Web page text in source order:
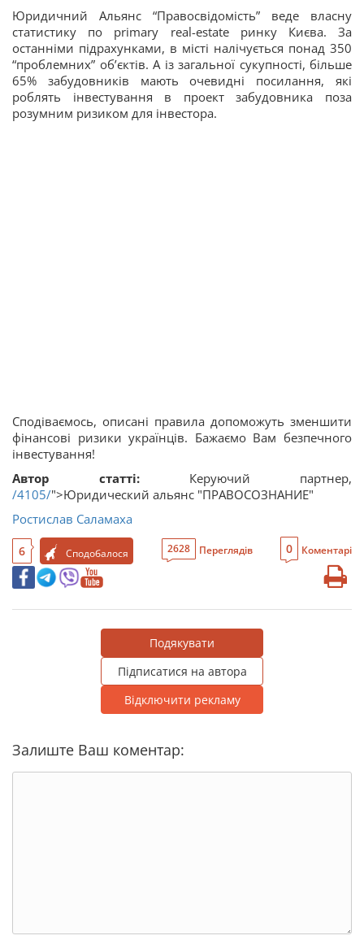
Юридичний Альянс “Правосвідомість” веде власну
статистику по primary real-estate ринку Києва. За
останніми підрахунками, в місті налічується понад 350
“проблемних” об’єктів. А із загальної сукупності, більше
65% забудовників мають очевидні посилання, які
роблять інвестування в проект забудовника поза
розумним ризиком для інвестора.
Сподіваємось, описані правила допоможуть зменшити
фінансові ризики українців. Бажаємо Вам безпечного
інвестування!
Автор статті: Керуючий партнер,
/4105/">Юридический альянс "ПРАВОСОЗНАНИЕ"
Ростислав Саламаха
6 Сподобалося 2628 Переглядів 0 Коментарі
Подякувати
Підписатися на автора
Відключити рекламу
Залиште Ваш коментар: